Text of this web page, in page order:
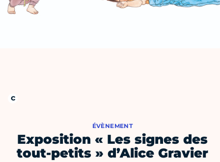
ÉVÈNEMENT
Exposition « Les signes des
tout-petits » d’Alice Gravier